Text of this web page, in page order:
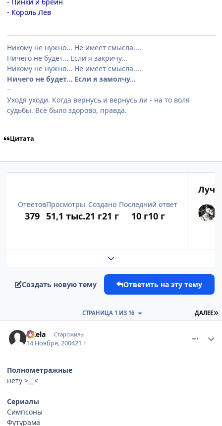
- Король Лев
Никому не нужно... Не имеет смысла....
Ничего не будет... Если я закричу...
Никому не нужно... Не имеет смысла....
Ничего не будет... Если я замолчу...
--
Уходя уходи. Когда вернусь и вернусь ли - на то воля
судьбы. Всё было здорово, правда.
Цитата
Ответов
379
Просмотры
51,1 тыс.
Создано
21 г21 г
Последний ответ
10 г10 г
Развернуть обзор темы
Создать новую тему Ответить на эту тему
ДАЛЕЕ
СТРАНИЦА 1 ИЗ 16
AKela Старожилы
14 Ноября, 200421 г
Полнометражные
нету >__<
Сериалы
Симпсоны
Футурама